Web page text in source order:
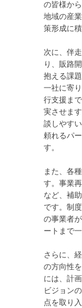
の皆様か
地域の産
策形成に
次に、伴
り、販路
抱える課
一社に寄
行支援ま
実させま
談しやす
頼れるパ
す。
また、各
す。事業
など、補
です。制
の事業者
ートまで
さらに、
の方向性
には、計
ビジョン
点を取り